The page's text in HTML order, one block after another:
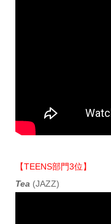
【TEENS部門3位】
Tea (JAZZ)